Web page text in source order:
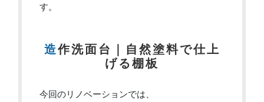
す。
造作洗面台｜自然塗料で仕上
げる棚板
今回のリノベーションでは、